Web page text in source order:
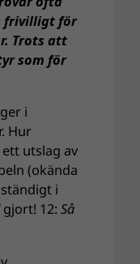
frivilligt för
Trots att
som för
i
Hur
utslag av
(okända
i
gjort! 12:Så